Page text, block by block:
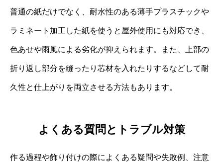
普通の紙だけでなく、耐水性のある薄手プラスチックや
ラミネート加工した紙を使うと屋外使用にも対応でき、
色あせや雨風による劣化が抑えられます。また、上部の
折り返し部分を縫ったり芯材を入れたりするなどして耐
久性と仕上がりを両立させる方法もあります。
よくある質問とトラブル対策
作る過程や飾り付けの際によくある疑問や失敗例、注意